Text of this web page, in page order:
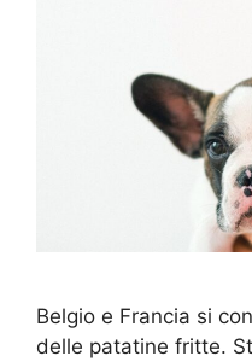
Belgio e Francia si
delle patatine fritte.